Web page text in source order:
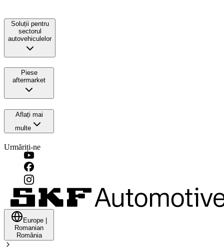
Soluții pentru
sectorul
autovehiculelor
Piese
aftermarket
Aflați mai
multe
Urmăriți-ne
Europe
Romanian
România